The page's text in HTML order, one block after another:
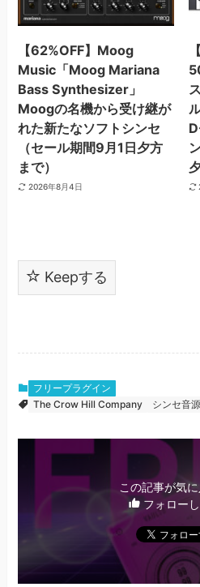
【62%OFF】Moog
Music「Moog Mariana
Bass Synthesizer」
Moogの名機から受け継が
れた新たなソフトシンセ
（セール期間9月1日夕方
まで）
2026年8月4日
Keepする
フリープラグイン
The Crow Hill Company
シンセ音源
この記事が気
フォロー